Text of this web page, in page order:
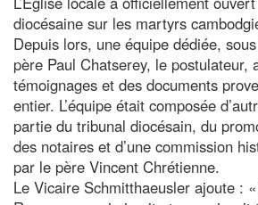
diocésaine sur les martyrs
Depuis lors, une équipe dédiée,
père Paul Chatserey, le postulateur,
témoignages et des documents
entier. L’équipe était composée
partie du tribunal diocésain, du
des notaires et d’une commission
par le père Vincent Chrétienne.
Le Vicaire Schmitthaeusler ajoute :